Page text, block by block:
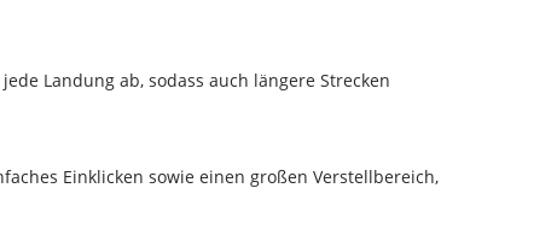
Landung ab, sodass auch längere Strecken
Einklicken sowie einen großen Verstellbereich,